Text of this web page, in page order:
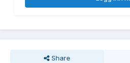
Share